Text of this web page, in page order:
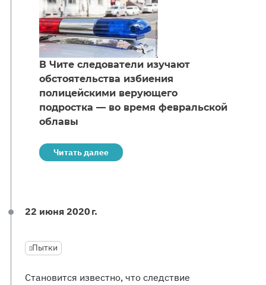
В Чите следователи изучают
обстоятельства избиения
полицейскими верующего
подростка — во время февральской
облавы
Читать далее
22 июня 2020 г.
Пытки
Становится известно, что следствие